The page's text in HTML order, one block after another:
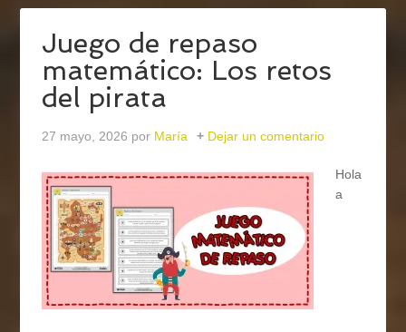
Juego de repaso
matemático: Los retos
del pirata
27 mayo, 2026 por María Dejar un comentario
Hola
a